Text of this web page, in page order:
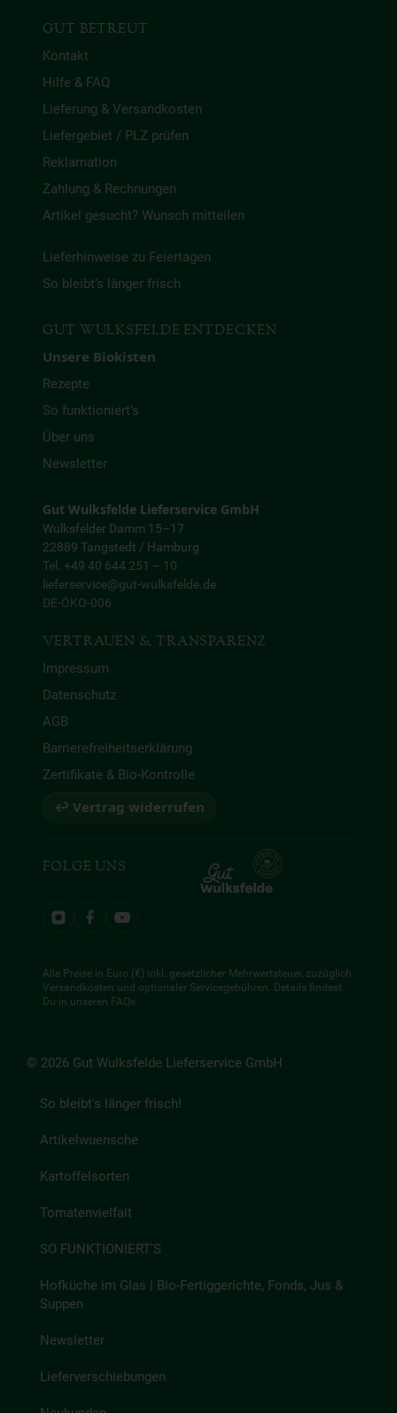
GUT BETREUT
Kontakt
Hilfe & FAQ
Lieferung & Versandkosten
Liefergebiet / PLZ prüfen
Reklamation
Zahlung & Rechnungen
Artikel gesucht? Wunsch mitteilen
Lieferhinweise zu Feiertagen
So bleibt’s länger frisch
GUT WULKSFELDE ENTDECKEN
Unsere Biokisten
Rezepte
So funktioniert’s
Über uns
Newsletter
Gut Wulksfelde Lieferservice GmbH
Wulksfelder Damm 15–17
22889 Tangstedt / Hamburg
Tel. +49 40 644 251 – 10
lieferservice@gut-wulksfelde.de
DE-ÖKO-006
VERTRAUEN & TRANSPARENZ
Impressum
Datenschutz
AGB
Barrierefreiheitserklärung
Zertifikate & Bio-Kontrolle
↩ Vertrag widerrufen
FOLGE UNS
Alle Preise in Euro (€) inkl. gesetzlicher Mehrwertsteuer, zuzüglich
Versandkosten und optionaler Servicegebühren. Details findest
Du in unseren FAQs
© 2026 Gut Wulksfelde Lieferservice GmbH
So bleibt's länger frisch!
Artikelwuensche
Kartoffelsorten
Tomatenvielfalt
SO FUNKTIONIERT'S
Hofküche im Glas | Bio-Fertiggerichte, Fonds, Jus &
Suppen
Newsletter
Lieferverschiebungen